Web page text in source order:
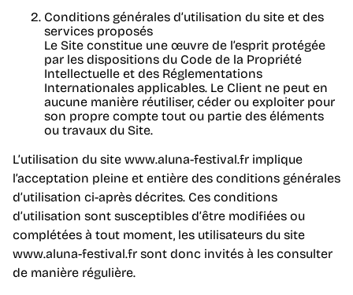
Conditions générales d’utilisation du site et des
services proposés
Le Site constitue une œuvre de l’esprit protégée
par les dispositions du Code de la Propriété
Intellectuelle et des Réglementations
Internationales applicables. Le Client ne peut en
aucune manière réutiliser, céder ou exploiter pour
son propre compte tout ou partie des éléments
ou travaux du Site.
L’utilisation du site www.aluna-festival.fr implique
l’acceptation pleine et entière des conditions générales
d’utilisation ci-après décrites. Ces conditions
d’utilisation sont susceptibles d’être modifiées ou
complétées à tout moment, les utilisateurs du site
www.aluna-festival.fr sont donc invités à les consulter
de manière régulière.